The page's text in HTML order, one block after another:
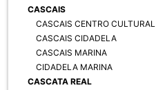
CASCAIS
CASCAIS CENTRO CULTURAL
CASCAIS CIDADELA
CASCAIS MARINA
CIDADELA MARINA
CASCATA REAL